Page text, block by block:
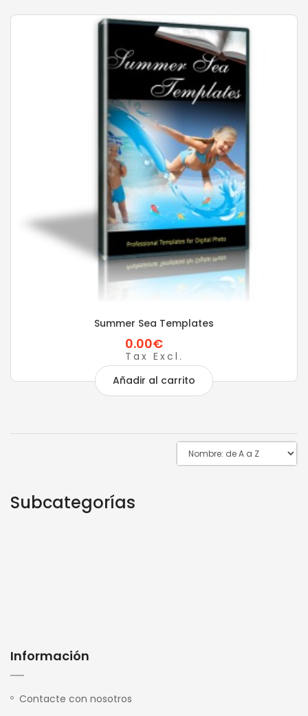
Summer Sea Templates
0.00€
Tax Excl.
Añadir al carrito
Subcategorías
Información
Contacte con nosotros